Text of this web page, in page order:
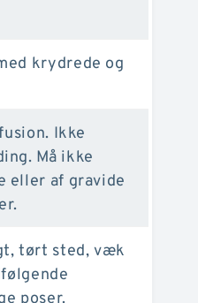
krydrede og
Ikke
Må ikke
eller af gravide
tørt sted, væk
poser.